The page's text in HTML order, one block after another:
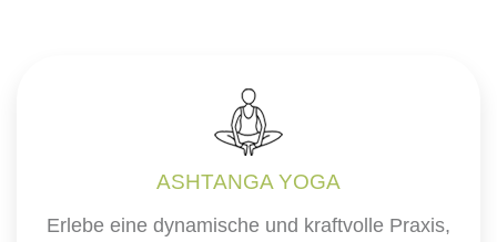
ASHTANGA YOGA
Erlebe eine dynamische und kraftvolle Praxis,